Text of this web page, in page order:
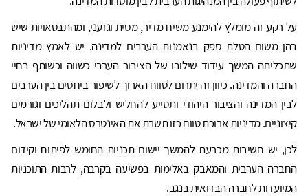
על רקע זה מומלץ להימנע משיח מדיר, מסית וגזעני, ומהתבטאויות שיש
בהן משום הטלת ספק בנאמנות הערבים למדינה. יש לאמץ מדיניות
שתכליתה המשך עידוד שילובו של הציבור הערבי כשווה וכשותף בחיי
החברה והמדינה. כיוון זה יתרום לטווח הארוך לשיפור ביחסים בין הערבים
לבין המדינה והציבור היהודי ותסייע להחליש ולבלום תהליכים וגורמים
קיצוניים. מדיניות ארוכת טווח כזו תשרת את האינטרס הלאומי של ישראל.
לכן, יש חשיבות מכרעת להמשך יישום תכניות החומש לפיתוח וקידום
החברה הערבית והמאבק באלימות בפשיעה בקרבה, לרבות התוכניות
המיועדות לחברה הבדואית בנגב.